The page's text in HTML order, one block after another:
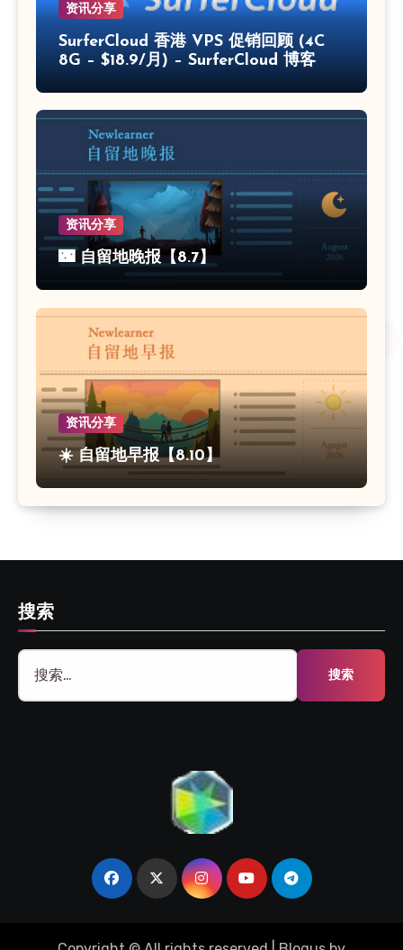
资讯分享
SurferCloud 香港 VPS 促销回顾 (4C
8G – $18.9/月) – SurferCloud 博客
资讯分享
🌃 自留地晚报【8.7】
资讯分享
☀️ 自留地早报【8.10】
搜索
搜
索：